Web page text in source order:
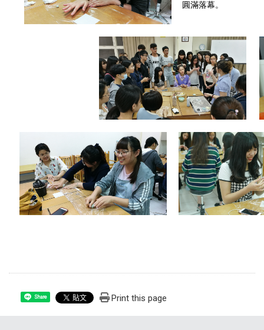
圓滿落幕。
Share Print this page